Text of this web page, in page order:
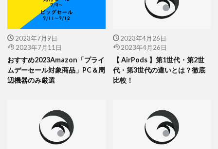
2023年7月9日
2023年7月11日
おすすめ2023Amazon「プライ
ムデーセール対象商品」PC＆周
辺機器のみ厳選
2023年4月26日
2023年4月26日
【 AirPods 】第1世代・第2世
代・第3世代の違いとは？徹底
比較！